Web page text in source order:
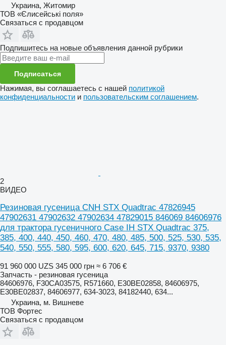
Украина, Житомир
ТОВ «Єлисейські поля»
Связаться с продавцом
Подпишитесь на новые объявления данной рубрики
Подписаться
Нажимая, вы соглашаетесь с нашей политикой
конфиденциальности и пользовательским соглашением.
2
ВИДЕО
Резиновая гусеница CNH STX Quadtrac 47826945
47902631 47902632 47902634 47829015 846069 84606976
для трактора гусеничного Case IH STX Quadtrac 375,
385, 400, 440, 450, 460, 470, 480, 485, 500, 525, 530, 535,
540, 550, 555, 580, 595, 600, 620, 645, 715, 9370, 9380
91 960 000 UZS 345 000 грн ≈ 6 706 €
Запчасть - резиновая гусеница
84606976, F30CA03575, R571660, E30BE02858, 84606975,
E30BE02837, 84606977, 634-3023, 84182440, 634...
Украина, м. Вишневе
ТОВ Фортес
Связаться с продавцом